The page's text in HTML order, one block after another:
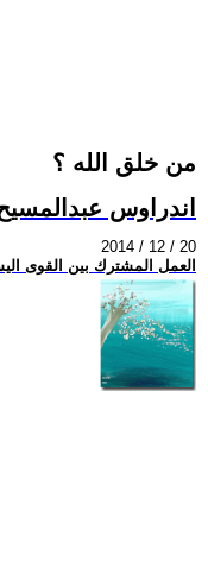
من خلق الله ؟
اندراوس
2014 / 12 / 20
العمل المشترك بين القوى